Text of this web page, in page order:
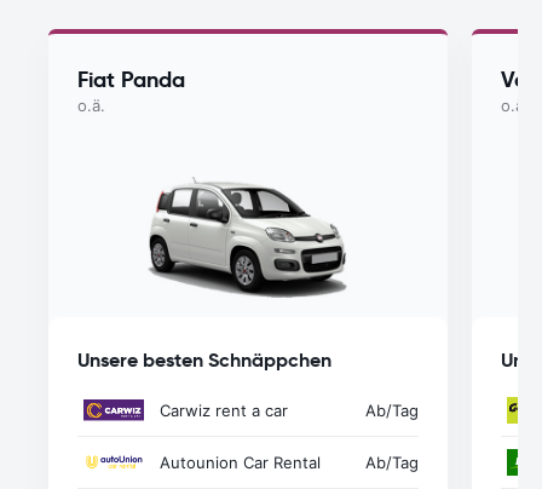
Fiat Panda
o.ä.
Unsere besten Schnäppchen
Carwiz rent a car Ab/Tag
Autounion Car Rental Ab/Tag
o.ä.